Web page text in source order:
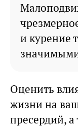
и курение
Оценить
жизни на
пресердий,